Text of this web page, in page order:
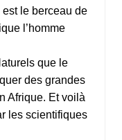
le berceau de
l’homme
que le
des grandes
Afrique. Et voilà
les scientifiques